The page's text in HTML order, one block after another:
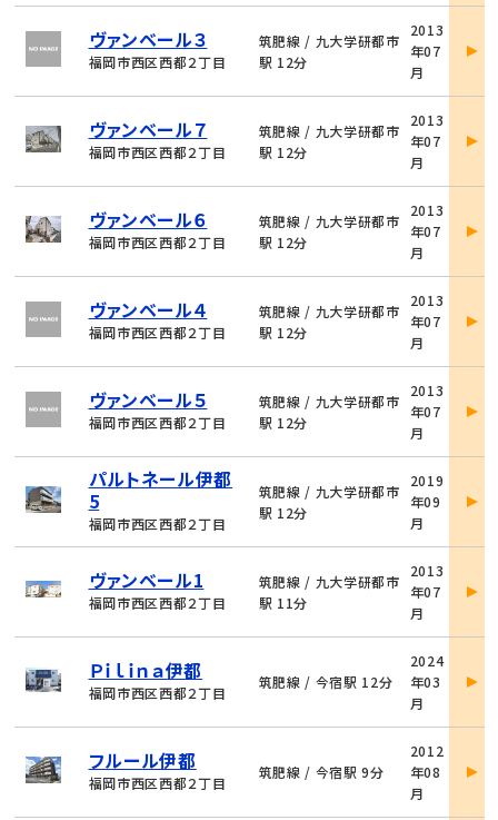
ヴァンベール３
福岡市西区西都２丁目
筑肥線 / 九大学研都市
駅 12分
2013
年07
月
詳
ヴァンベール７
福岡市西区西都２丁目
筑肥線 / 九大学研都市
駅 12分
2013
年07
月
詳
ヴァンベール６
福岡市西区西都２丁目
筑肥線 / 九大学研都市
駅 12分
2013
年07
月
詳
ヴァンベール４
福岡市西区西都２丁目
筑肥線 / 九大学研都市
駅 12分
2013
年07
月
詳
ヴァンベール５
福岡市西区西都２丁目
筑肥線 / 九大学研都市
駅 12分
2013
年07
月
詳
パルトネール伊都
5
福岡市西区西都２丁目
筑肥線 / 九大学研都市
駅 12分
2019
年09
月
詳
ヴァンベール1
福岡市西区西都２丁目
筑肥線 / 九大学研都市
駅 11分
2013
年07
月
詳
Ｐｉｌｉｎａ伊都
福岡市西区西都２丁目
筑肥線 / 今宿駅 12分
2024
年03
月
詳
フルール伊都
福岡市西区西都２丁目
筑肥線 / 今宿駅 9分
2012
年08
月
詳